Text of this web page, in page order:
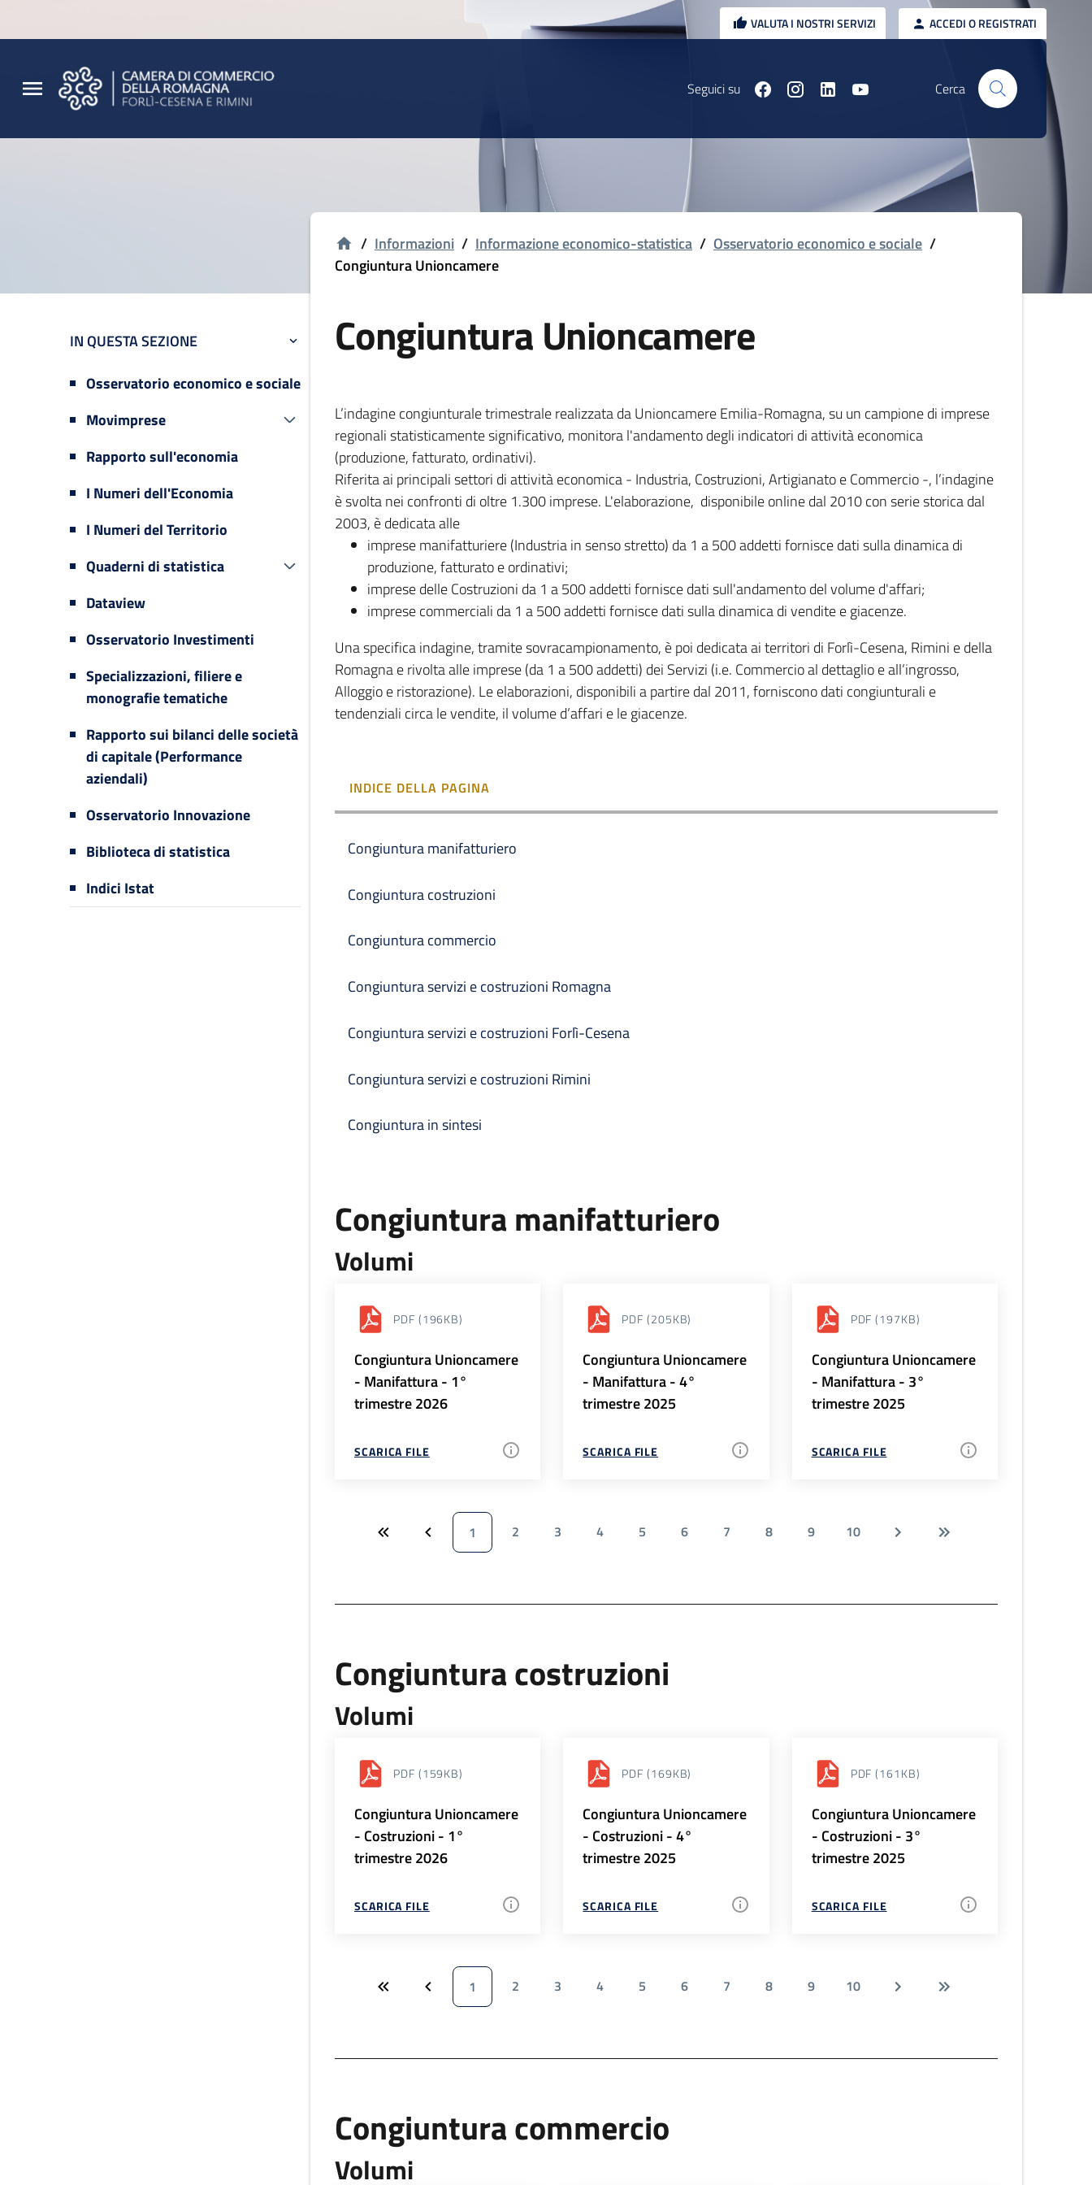
VALUTA I NOSTRI SERVIZI ACCEDI O REGISTRATI
Seguici su Cerca
IN QUESTA SEZIONE
Osservatorio economico e sociale
Movimprese
Rapporto sull'economia
I Numeri dell'Economia
I Numeri del Territorio
Quaderni di statistica
Dataview
Osservatorio Investimenti
Specializzazioni, filiere e
monografie tematiche
Rapporto sui bilanci delle società
di capitale (Performance
aziendali)
Osservatorio Innovazione
Biblioteca di statistica
Indici Istat
/ Informazioni / Informazione economico-statistica / Osservatorio economico e sociale /
Congiuntura Unioncamere
Congiuntura Unioncamere
L’indagine congiunturale trimestrale realizzata da Unioncamere Emilia-Romagna, su un campione di imprese
regionali statisticamente significativo, monitora l'andamento degli indicatori di attività economica
(produzione, fatturato, ordinativi).
Riferita ai principali settori di attività economica - Industria, Costruzioni, Artigianato e Commercio -, l’indagine
è svolta nei confronti di oltre 1.300 imprese. L'elaborazione, disponibile online dal 2010 con serie storica dal
2003, è dedicata alle
imprese manifatturiere (Industria in senso stretto) da 1 a 500 addetti fornisce dati sulla dinamica di
produzione, fatturato e ordinativi;
imprese delle Costruzioni da 1 a 500 addetti fornisce dati sull'andamento del volume d'affari;
imprese commerciali da 1 a 500 addetti fornisce dati sulla dinamica di vendite e giacenze.
Una specifica indagine, tramite sovracampionamento, è poi dedicata ai territori di Forlì-Cesena, Rimini e della
Romagna e rivolta alle imprese (da 1 a 500 addetti) dei Servizi (i.e. Commercio al dettaglio e all’ingrosso,
Alloggio e ristorazione). Le elaborazioni, disponibili a partire dal 2011, forniscono dati congiunturali e
tendenziali circa le vendite, il volume d’affari e le giacenze.
INDICE DELLA PAGINA
Congiuntura manifatturiero
Congiuntura costruzioni
Congiuntura commercio
Congiuntura servizi e costruzioni Romagna
Congiuntura servizi e costruzioni Forlì-Cesena
Congiuntura servizi e costruzioni Rimini
Congiuntura in sintesi
Congiuntura manifatturiero
Volumi
PDF (196KB)
Congiuntura Unioncamere
- Manifattura - 1°
trimestre 2026
SCARICA FILE
PDF (205KB)
Congiuntura Unioncamere
- Manifattura - 4°
trimestre 2025
SCARICA FILE
PDF (197KB)
Congiuntura Unioncamere
- Manifattura - 3°
trimestre 2025
SCARICA FILE
1 2 3 4 5 6 7 8 9 10
Congiuntura costruzioni
Volumi
PDF (159KB)
Congiuntura Unioncamere
- Costruzioni - 1°
trimestre 2026
SCARICA FILE
PDF (169KB)
Congiuntura Unioncamere
- Costruzioni - 4°
trimestre 2025
SCARICA FILE
PDF (161KB)
Congiuntura Unioncamere
- Costruzioni - 3°
trimestre 2025
SCARICA FILE
1 2 3 4 5 6 7 8 9 10
Congiuntura commercio
Volumi